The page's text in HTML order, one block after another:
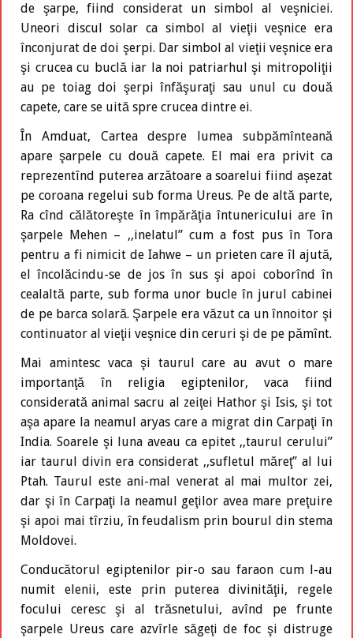
de şarpe, fiind considerat un simbol al veşniciei.
Uneori discul solar ca simbol al vieţii veşnice era
înconjurat de doi şerpi. Dar simbol al vieţii veşnice era
şi crucea cu buclă iar la noi patriarhul şi mitropoliţii
au pe toiag doi şerpi înfăşuraţi sau unul cu două
capete, care se uită spre crucea dintre ei.
În Amduat, Cartea despre lumea subpămînteană
apare şarpele cu două capete. El mai era privit ca
reprezentînd puterea arzătoare a soarelui fiind aşezat
pe coroana regelui sub forma Ureus. Pe de altă parte,
Ra cînd călătoreşte în împărăţia întunericului are în
şarpele Mehen – ,,inelatul” cum a fost pus în Tora
pentru a fi nimicit de Iahwe – un prieten care îl ajută,
el încolăcindu-se de jos în sus şi apoi coborînd în
cealaltă parte, sub forma unor bucle în jurul cabinei
de pe barca solară. Şarpele era văzut ca un înnoitor şi
continuator al vieţii veşnice din ceruri şi de pe pămînt.
Mai amintesc vaca şi taurul care au avut o mare
importanţă în religia egiptenilor, vaca fiind
considerată animal sacru al zeiţei Hathor şi Isis, şi tot
aşa apare la neamul aryas care a migrat din Carpaţi în
India. Soarele şi luna aveau ca epitet ,,taurul cerului”
iar taurul divin era considerat ,,sufletul măreţ” al lui
Ptah. Taurul este ani-mal venerat al mai multor zei,
dar şi în Carpaţi la neamul geţilor avea mare preţuire
şi apoi mai tîrziu, în feudalism prin bourul din stema
Moldovei.
Conducătorul egiptenilor pir-o sau faraon cum l-au
numit elenii, este prin puterea divinităţii, regele
focului ceresc şi al trăsnetului, avînd pe frunte
şarpele Ureus care azvîrle săgeţi de foc şi distruge